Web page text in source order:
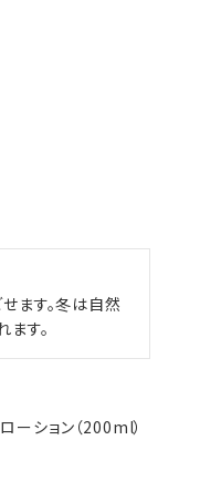
ます。冬は自然
す。
ーション（200ml）